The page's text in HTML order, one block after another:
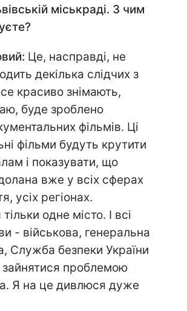
міськраді. З чим
Це, насправді, не
декілька слідчих з
красиво знімають,
буде зроблено
фільмів. Ці
фільми будуть крутити
і показувати, що
вже у всіх сферах
усіх регіонах.
одне місто. І всі
- військова, генеральна
Служба безпеки України
зайнятися проблемою
Я на це дивлюся дуже